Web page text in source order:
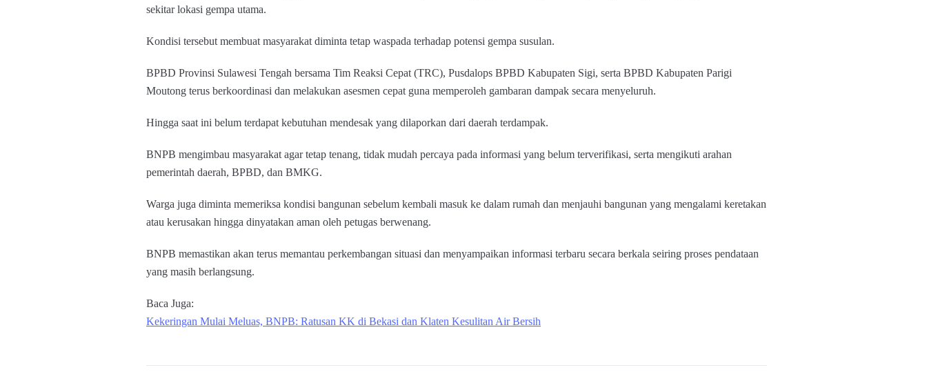
sekitar lokasi gempa utama.
Kondisi tersebut membuat masyarakat diminta tetap waspada terhadap potensi gempa susulan.
BPBD Provinsi Sulawesi Tengah bersama Tim Reaksi Cepat (TRC), Pusdalops BPBD Kabupaten Sigi, serta BPBD Kabupaten Parigi
Moutong terus berkoordinasi dan melakukan asesmen cepat guna memperoleh gambaran dampak secara menyeluruh.
Hingga saat ini belum terdapat kebutuhan mendesak yang dilaporkan dari daerah terdampak.
BNPB mengimbau masyarakat agar tetap tenang, tidak mudah percaya pada informasi yang belum terverifikasi, serta mengikuti arahan
pemerintah daerah, BPBD, dan BMKG.
Warga juga diminta memeriksa kondisi bangunan sebelum kembali masuk ke dalam rumah dan menjauhi bangunan yang mengalami keretakan
atau kerusakan hingga dinyatakan aman oleh petugas berwenang.
BNPB memastikan akan terus memantau perkembangan situasi dan menyampaikan informasi terbaru secara berkala seiring proses pendataan
yang masih berlangsung.
Baca Juga:
Kekeringan Mulai Meluas, BNPB: Ratusan KK di Bekasi dan Klaten Kesulitan Air Bersih